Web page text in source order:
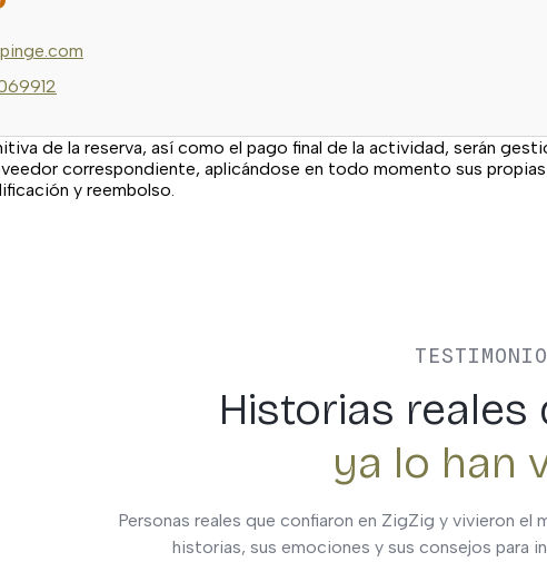
de la reserva, así como el pago final de la actividad, serán
correspondiente, aplicándose en todo momento sus
y reembolso.
Historias reales
ya lo han
Personas reales que confiaron en ZigZig y vivieron el
historias, sus emociones y sus consejos para